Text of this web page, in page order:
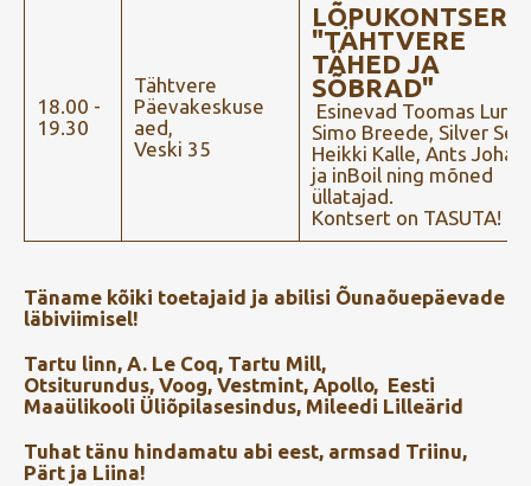
18.00 -
19.30
Tähtvere
Päevakeskuse
aed,
Veski 35
LÕPUKONTSERT
"TÄHTVERE
TÄHED JA
SÕBRAD"
Esinevad Toomas
Simo Breede, Silver
Heikki Kalle, Ants
ja inBoil ning mõned
üllatajad.
Kontsert on TASUTA!
Täname kõiki toetajaid ja abilisi Õunaõuepäevade
läbiviimisel!
Tartu linn, A. Le Coq, Tartu Mill,
Otsiturundus, Voog, Vestmint, Apollo, Eesti
Maaülikooli Üliõpilasesindus, Mileedi Lilleärid
Tuhat tänu hindamatu abi eest, armsad Triinu,
Pärt ja Liina!